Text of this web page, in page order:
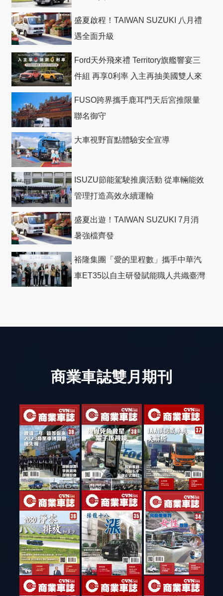
盛夏啟程！TAIWAN SUZUKI 八月禮
遇全面升級
Ford天外飛來禮 Territory旗艦響宴三
件組 再享0利率 入主再抽美國雙人來
FUSO跨界攜手鹿耳門天后宮推限量
聯名御守
大車視野盲點體驗安全宣導
ISUZU節能駕駛推廣活動 從車輛能效
管理打造高效永續運輸
盛夏出遊！TAIWAN SUZUKI 7月消
暑強檔齊發
裕隆集團「愛的里程數」攜手中華汽
車ET35以自主研發賦能職人共織臺灣
商業車誌雙月期刊